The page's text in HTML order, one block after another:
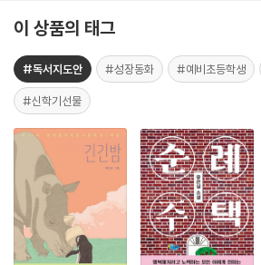
이 상품의 태그
#독서지도안 #성장동화 #예비초등학생
#신학기선물